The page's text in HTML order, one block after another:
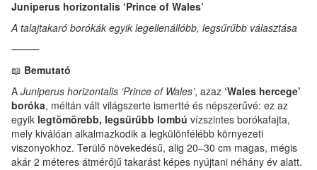
Juniperus horizontalis ‘Prince of Wales’
A talajtakaró borókák egyik legellenállóbb, legsűrűbb választása
⸻
📖 Bemutató
A Juniperus horizontalis ‘Prince of Wales’, azaz ‘Wales hercege’
boróka, méltán vált világszerte ismertté és népszerűvé: ez az
egyik legtömörebb, legsűrűbb lombú vízszintes borókafajta,
mely kiválóan alkalmazkodik a legkülönfélébb környezeti
viszonyokhoz. Terülő növekedésű, alig 20–30 cm magas, mégis
akár 2 méteres átmérőjű takarást képes nyújtani néhány év alatt.